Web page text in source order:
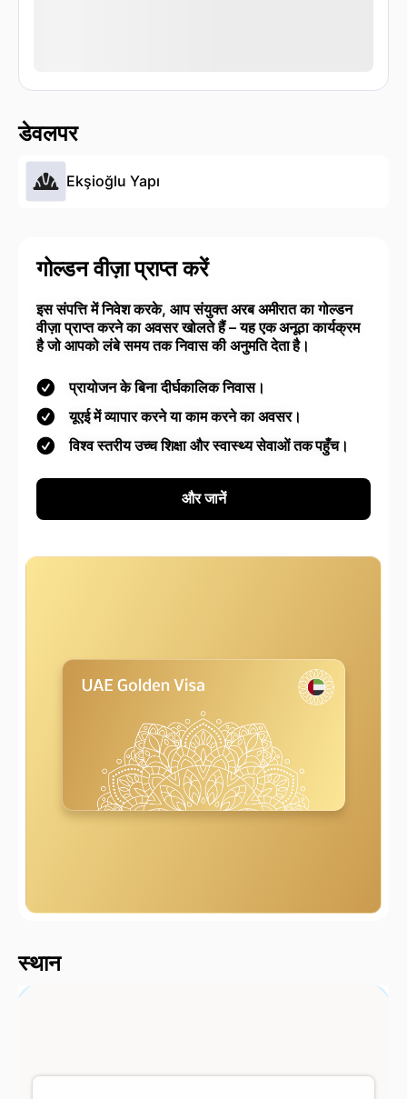
डेवलपर
Ekşioğlu Yapı
गोल्डन वीज़ा प्राप्त करें
इस संपत्ति में निवेश करके, आप संयुक्त अरब अमीरात का गोल्डन
वीज़ा प्राप्त करने का अवसर खोलते हैं – यह एक अनूठा कार्यक्रम
है जो आपको लंबे समय तक निवास की अनुमति देता है।
प्रायोजन के बिना दीर्घकालिक निवास।
यूएई में व्यापार करने या काम करने का अवसर।
विश्व स्तरीय उच्च शिक्षा और स्वास्थ्य सेवाओं तक पहुँच।
और जानें
स्थान